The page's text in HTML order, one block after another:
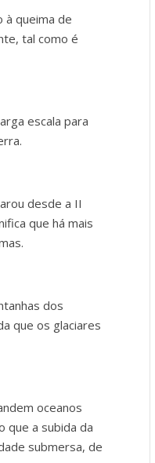
à queima de
tal como é
escala para
desde a II
que há mais
dos
que os glaciares
oceanos
que a subida da
submersa, de